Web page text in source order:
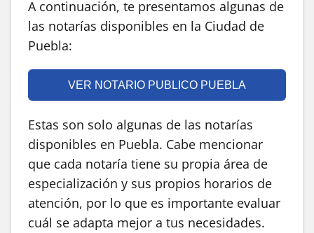
A continuación, te presentamos algunas de
las notarías disponibles en la Ciudad de
Puebla:
VER NOTARIO PUBLICO PUEBLA
Estas son solo algunas de las notarías
disponibles en Puebla. Cabe mencionar
que cada notaría tiene su propia área de
especialización y sus propios horarios de
atención, por lo que es importante evaluar
cuál se adapta mejor a tus necesidades.